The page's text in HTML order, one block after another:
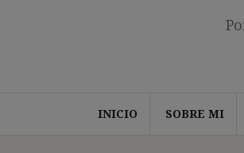
INICIO SOBRE MI